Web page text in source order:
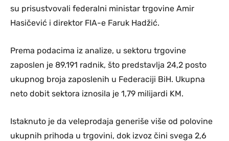
su prisustvovali federalni ministar trgovine Amir
Hasičević i direktor FIA-e Faruk Hadžić.
Prema podacima iz analize, u sektoru trgovine
zaposlen je 89.191 radnik, što predstavlja 24,2 posto
ukupnog broja zaposlenih u Federaciji BiH. Ukupna
neto dobit sektora iznosila je 1,79 milijardi KM.
Istaknuto je da veleprodaja generiše više od polovine
ukupnih prihoda u trgovini, dok izvoz čini svega 2,6